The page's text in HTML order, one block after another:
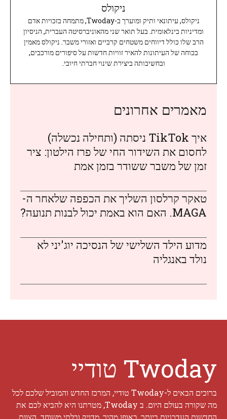
ניקולס
ניקולס, עיתונאי ותיק ומוערך ב-Twoday, מתמחה בזכויות אדם
ומדיניות בינלאומית. בעל תואר שני מהאוניברסיטה העברית, הניסיון
הרב שלו כולל דיווחים משטחים קרביים ואזורי משבר. ניקולס מאמין
בכוחה של העיתונות להאיר זוויות חדשות על סיפורים מורכבים,
ובחשיבותה ביצירת שינוי חברתי חיובי.
מאמרים אחרונים
איך TikTok ניסתה (ותחילה נכשלה)
לחסום את השידור החי של פרז הילטון: ציר
זמן של משבר ששודר בזמן אמת
טאקר קרלסון השליך את הכפפה שלאחר ה-
MAGA. האם הוא באמת יכול לבנות תנועה?
מדוע הילד השלישי של הנסיכה יוג'יני לא
נולד באנגליה
Twoday טודיי
ברוכים הבאים ל-Twoday טודיי, המרכז החדש והמוביל שלכם לכל
מה שקורה בעולם היום. ב Twoday, מטרתנו היא להביא לכם את
החדשות העדכניות ביותר, באופן מהיר, מדויק ובלתי משוחד. הצוות